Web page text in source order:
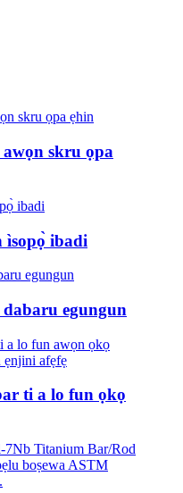
skru ọpa
ìsopọ̀ ibadi
egungun
ti a lo fun ọkọ